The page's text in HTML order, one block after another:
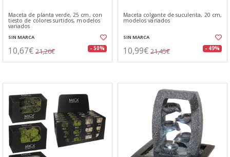
Maceta de planta verde, 25 cm, con
tiesto de colores surtidos, modelos
variados
SIN MARCA
10,67€ 21,26€ - 50%
Maceta colgante de suculenta, 20 cm,
modelos variados
SIN MARCA
10,99€ 21,45€ - 49%